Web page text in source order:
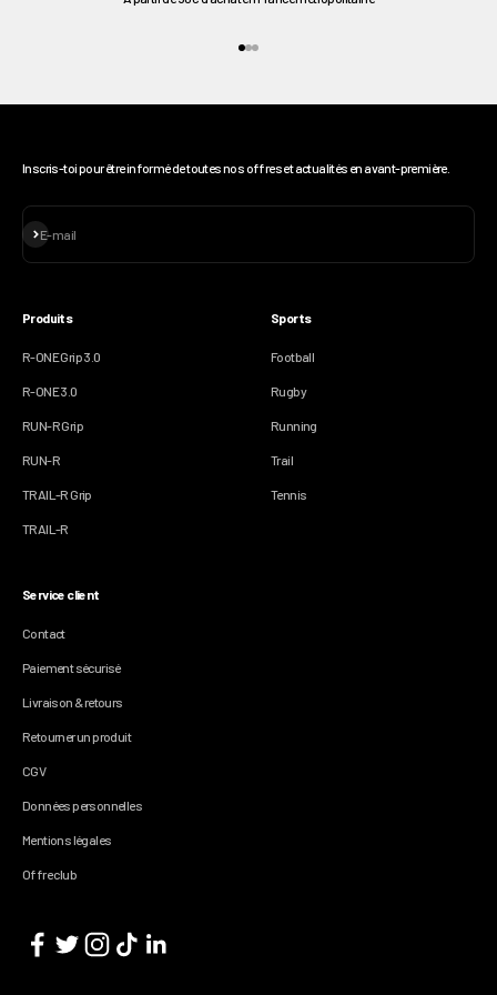
Inscris-toi pour être informé de toutes nos offres et actualités en avant-première.
E-mail
S'inscrire
Produits
R-ONE Grip 3.0
R-ONE 3.0
RUN-R Grip
RUN-R
TRAIL-R Grip
TRAIL-R
Sports
Football
Rugby
Running
Trail
Tennis
Service client
Contact
Paiement sécurisé
Livraison & retours
Retourner un produit
CGV
Données personnelles
Mentions légales
Offre club